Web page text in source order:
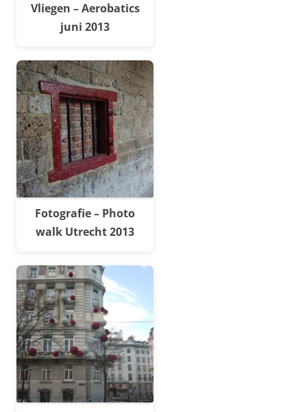
Vliegen – Aerobatics
juni 2013
Fotografie – Photo
walk Utrecht 2013